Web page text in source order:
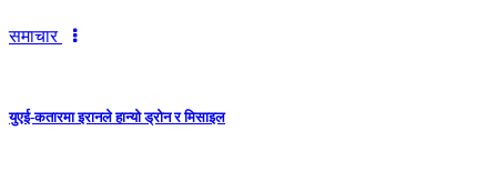
समाचार
युएई-कतारमा इरानले हान्यो ड्रोन र मिसाइल